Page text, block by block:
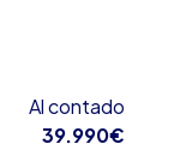
Al contado
39.990€